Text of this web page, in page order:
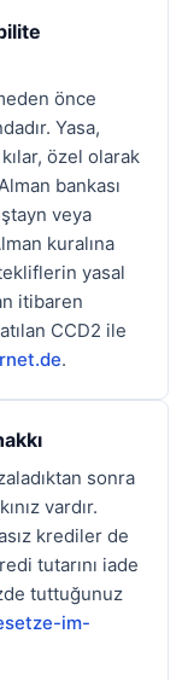
önce
Yasa,
özel olarak
bankası
veya
kuralına
yasal
itibaren
CCD2 ile
.
sonra
vardır.
krediler de
tutarını iade
tuttuğunuz
im-